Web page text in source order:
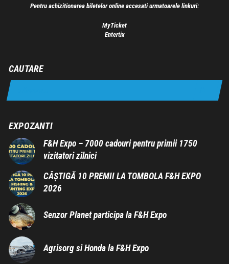
Pentru achizitionarea biletelor online accesati urmatoarele linkuri:
MyTicket
Entertix
CAUTARE
EXPOZANTI
F&H Expo – 7000 cadouri pentru primii 1750
vizitatori zilnici
CÂȘTIGĂ 10 PREMII LA TOMBOLA F&H EXPO
2026
Senzor Planet participa la F&H Expo
Agrisorg si Honda la F&H Expo